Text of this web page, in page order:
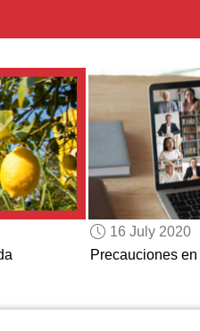
16 July 2020
Precauciones en